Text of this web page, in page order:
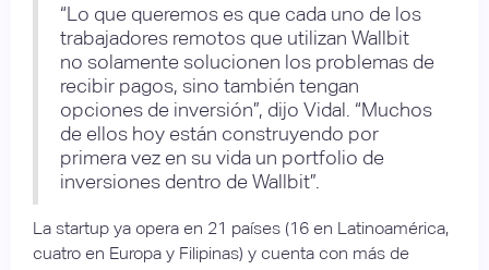
“Lo que queremos es que cada uno de los
trabajadores remotos que utilizan Wallbit
no solamente solucionen los problemas de
recibir pagos, sino también tengan
opciones de inversión”, dijo Vidal. “Muchos
de ellos hoy están construyendo por
primera vez en su vida un portfolio de
inversiones dentro de Wallbit”.
La startup ya opera en 21 países (16 en Latinoamérica,
cuatro en Europa y Filipinas) y cuenta con más de